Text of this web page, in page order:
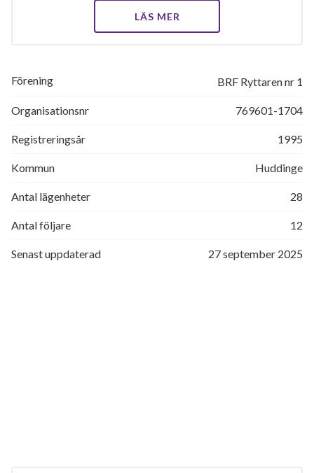
LÄS MER
Förening BRF Ryttaren nr 1
Organisationsnr 769601-1704
Registreringsår 1995
Kommun Huddinge
Antal lägenheter 28
Antal följare 12
Senast uppdaterad 27 september 2025